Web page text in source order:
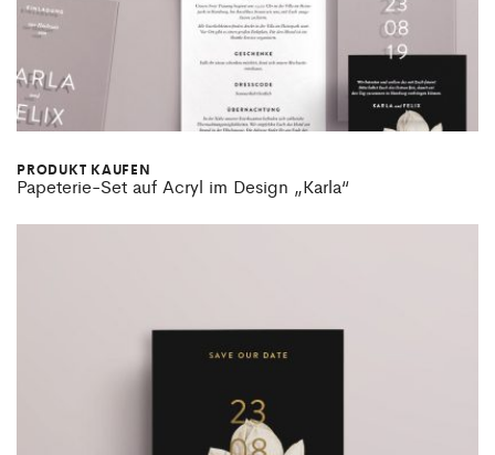
PRODUKT KAUFEN
Papeterie-Set auf Acryl im Design „Karla“